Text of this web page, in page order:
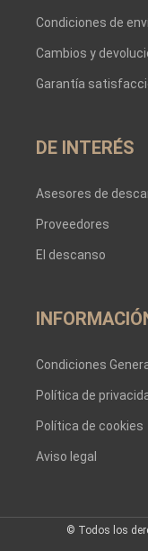
Condiciones de
Cambios y
Garantía
DE INTERÉS
Asesores de
Proveedores
El descanso
Condiciones
Política de
Política de cookies
Aviso legal
© Todos los